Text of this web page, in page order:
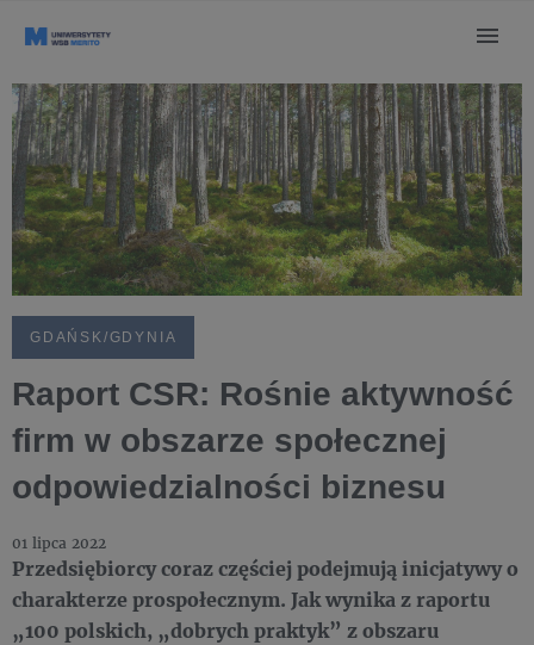
GDAŃSK/GDYNIA
Raport CSR: Rośnie aktywność
firm w obszarze społecznej
odpowiedzialności biznesu
01 lipca 2022
Przedsiębiorcy coraz częściej podejmują inicjatywy o
charakterze prospołecznym. Jak wynika z raportu
„100 polskich, „dobrych praktyk” z obszaru